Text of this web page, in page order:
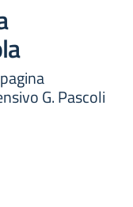
G. Pascoli